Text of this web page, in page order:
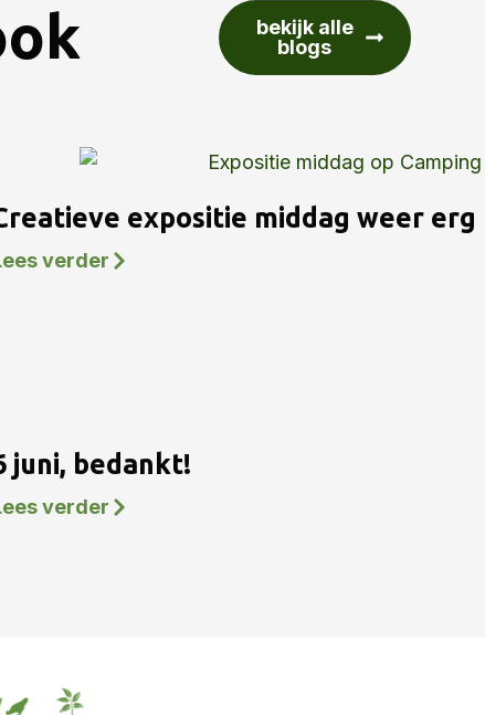
bekijk alle
blogs
expositie middag weer erg
verder
juni, bedankt!
verder